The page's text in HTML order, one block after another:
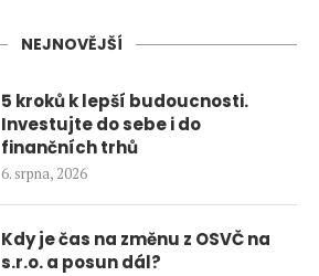
NEJNOVĚJŠÍ
5 kroků k lepší budoucnosti.
Investujte do sebe i do
finančních trhů
6. srpna, 2026
Kdy je čas na změnu z OSVČ na
s.r.o. a posun dál?